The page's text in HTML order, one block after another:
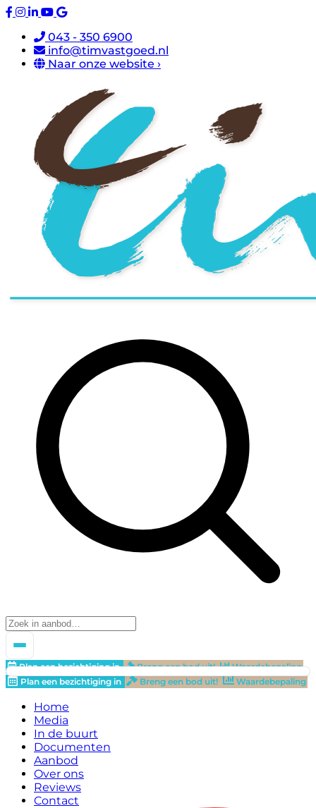
043 - 350 6900
info@timvastgoed.nl
Naar onze website ›
Plan een bezichtiging in Breng een bod uit!
Waardebepaling
Plan een bezichtiging in
Breng een bod uit! Waardebepaling
Home
Media
In de buurt
Documenten
Aanbod
Over ons
Reviews
Contact